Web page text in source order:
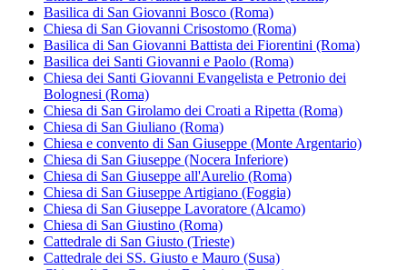
Basilica di San Giovanni Bosco (Roma)
Chiesa di San Giovanni Crisostomo (Roma)
Basilica di San Giovanni Battista dei Fiorentini (Roma)
Basilica dei Santi Giovanni e Paolo (Roma)
Chiesa dei Santi Giovanni Evangelista e Petronio dei
Bolognesi (Roma)
Chiesa di San Girolamo dei Croati a Ripetta (Roma)
Chiesa di San Giuliano (Roma)
Chiesa e convento di San Giuseppe (Monte Argentario)
Chiesa di San Giuseppe (Nocera Inferiore)
Chiesa di San Giuseppe all'Aurelio (Roma)
Chiesa di San Giuseppe Artigiano (Foggia)
Chiesa di San Giuseppe Lavoratore (Alcamo)
Chiesa di San Giustino (Roma)
Cattedrale di San Giusto (Trieste)
Cattedrale dei SS. Giusto e Mauro (Susa)